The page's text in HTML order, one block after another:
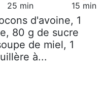
25 min 15 min
d'avoine, 1
80 g de sucre
de miel, 1
à...